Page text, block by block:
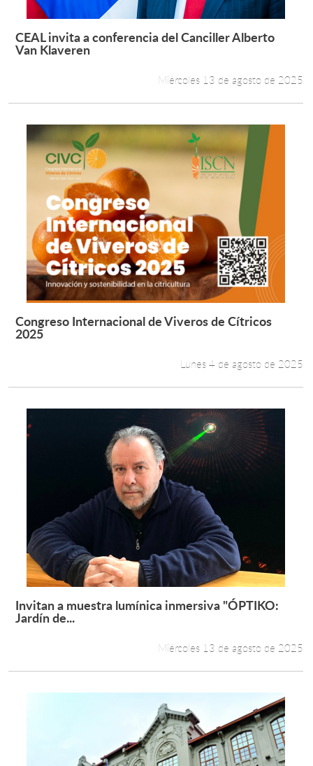
Leer más +
CEAL invita a conferencia del Canciller Alberto
Van Klaveren
Miércoles 13 de agosto de 2025
Leer más +
Congreso Internacional de Viveros de Cítricos
2025
Lunes 4 de agosto de 2025
Leer más +
Invitan a muestra lumínica inmersiva "ÓPTIKO:
Jardín de...
Miércoles 13 de agosto de 2025